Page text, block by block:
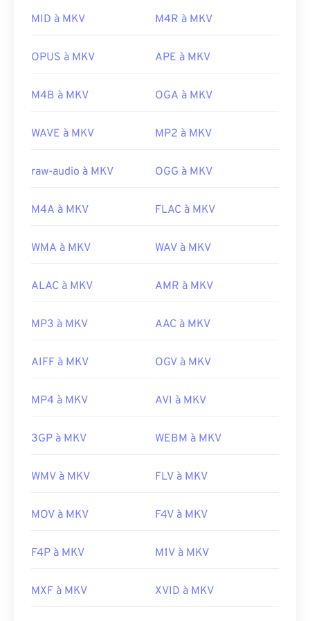
Sortie initiale :
https://en.wikipedia.org/wiki/
taille importante. Par conséquent, pour ouvrir un
télécharger les codecs appropriés, compatibles
Pack (CCCP)
depuis un site de confiance, tel que
Sortie initiale :2002
https://en.wikipedia.org/wiki/Matroska
MID à MKV M4R à MKV
OPUS à MKV APE à MKV
M4B à MKV OGA à MKV
WAVE à MKV MP2 à MKV
raw-audio à MKV OGG à MKV
M4A à MKV FLAC à MKV
WMA à MKV WAV à MKV
ALAC à MKV AMR à MKV
MP3 à MKV AAC à MKV
AIFF à MKV OGV à MKV
MP4 à MKV AVI à MKV
3GP à MKV WEBM à MKV
WMV à MKV FLV à MKV
MOV à MKV F4V à MKV
F4P à MKV M1V à MKV
MXF à MKV XVID à MKV